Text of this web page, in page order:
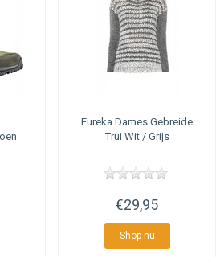
Eureka Dames Gebreide
Trui Wit / Grijs
€29,95
Shop nu